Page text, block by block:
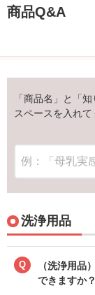
商品Q&A
「商品名」と「
スペースを入れて
洗浄用品
Q
（洗浄用品
できますか？